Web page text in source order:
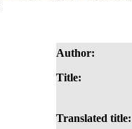
Author:
Title:
Translated title: